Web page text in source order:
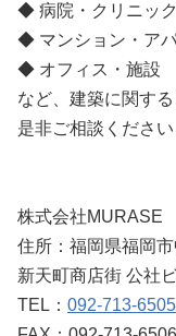
◆ 病院・クリニッ
◆ マンション・ア
◆ オフィス・施設
など、建築に関す
是非ご相談ください
株式会社MURASE
住所：福岡県福岡
新天町商店街 公社
TEL： 092-713-6505